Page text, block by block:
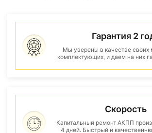
Гарантия 2
Мы уверены в качестве своих
комплектующих, и даем на них
Скорость
Капитальный ремонт АКПП
4 дней. Быстрый и